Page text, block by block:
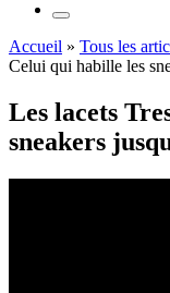
Accueil » Tous les
Celui qui habille les
Les lacets
sneakers